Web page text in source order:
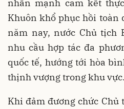
nhấn mạnh cam kết
Khuôn khổ phục hồi toàn
năm nay, nước Chủ tịch
nhu cầu hợp tác đa
quốc tế, hướng tới hòa
thịnh vượng trong khu vực.
Khi đảm đương chức Chủ